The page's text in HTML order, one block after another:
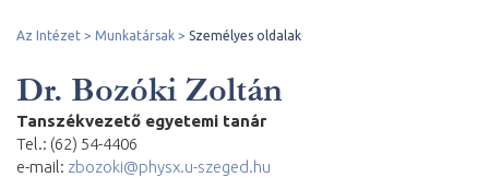
Az Intézet Munkatársak Személyes oldalak
Dr. Bozóki Zoltán
Tanszékvezető egyetemi tanár
Tel.: (62) 54-4406
e-mail: zbozoki@physx.u-szeged.hu